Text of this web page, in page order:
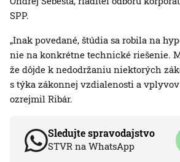
SPP.
„Inak povedané, štúdia sa robila na
nie na konkrétne technické riešenie.
že dôjde k nedodržaniu niektorých
s týka zákonnej vzdialenosti a vplyvov
ozrejmil Ribár.
Sledujte spravodajstvo
STVR na WhatsApp